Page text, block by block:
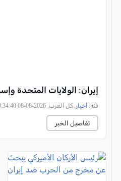
إيران: الولايات المتحدة
فئة: أخبار , كل العرب, 2026-08-08 09:34:40
تفاصيل الخبر